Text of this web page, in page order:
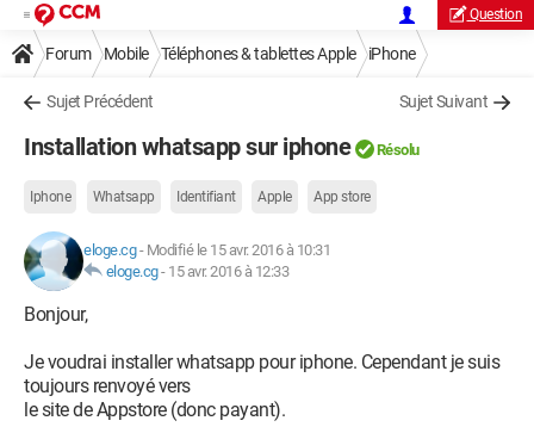
Question
Forum Mobile Téléphones & tablettes Apple iPhone
Sujet Précédent Sujet Suivant
Installation whatsapp sur iphone Résolu
Iphone Whatsapp Identifiant Apple App store
eloge.cg- Modifié le 15 avr. 2016 à 10:31
eloge.cg- 15 avr. 2016 à 12:33
Bonjour,
Je voudrai installer whatsapp pour iphone. Cependant je suis
toujours renvoyé vers
le site de Appstore (donc payant).